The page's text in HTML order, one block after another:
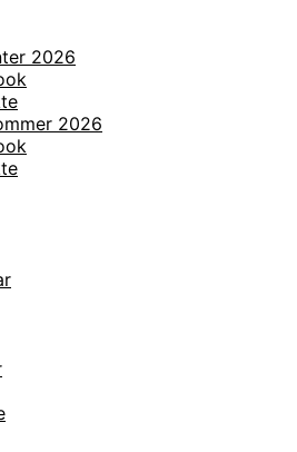
2026
2026